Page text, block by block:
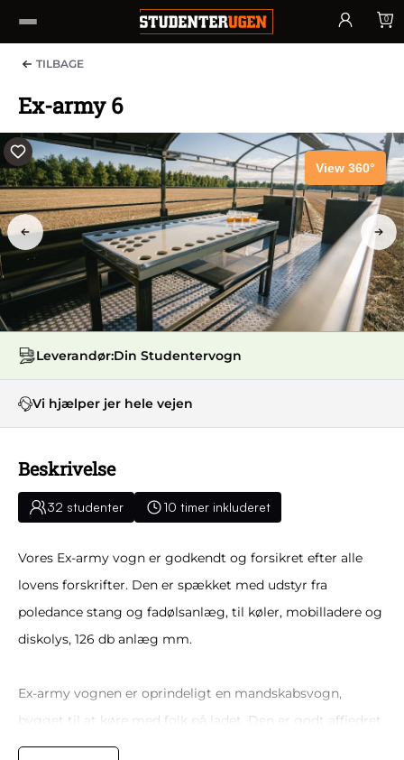
0
TILBAGE
Ex-army 6
PREV
View 360°
Leverandør:Din Studentervogn
Vi hjælper jer hele vejen
Beskrivelse
32 studenter 10 timer inkluderet
Vores Ex-army vogn er godkendt og forsikret efter alle
lovens forskrifter. Den er spækket med udstyr fra
poledance stang og fadølsanlæg, til køler, mobilladere og
diskolys, 126 db anlæg mm.
Ex-army vognen er oprindeligt en mandskabsvogn,
bygget til at køre med folk på ladet. Den er godt affjedret
og udstyret med siddepladser til alle.